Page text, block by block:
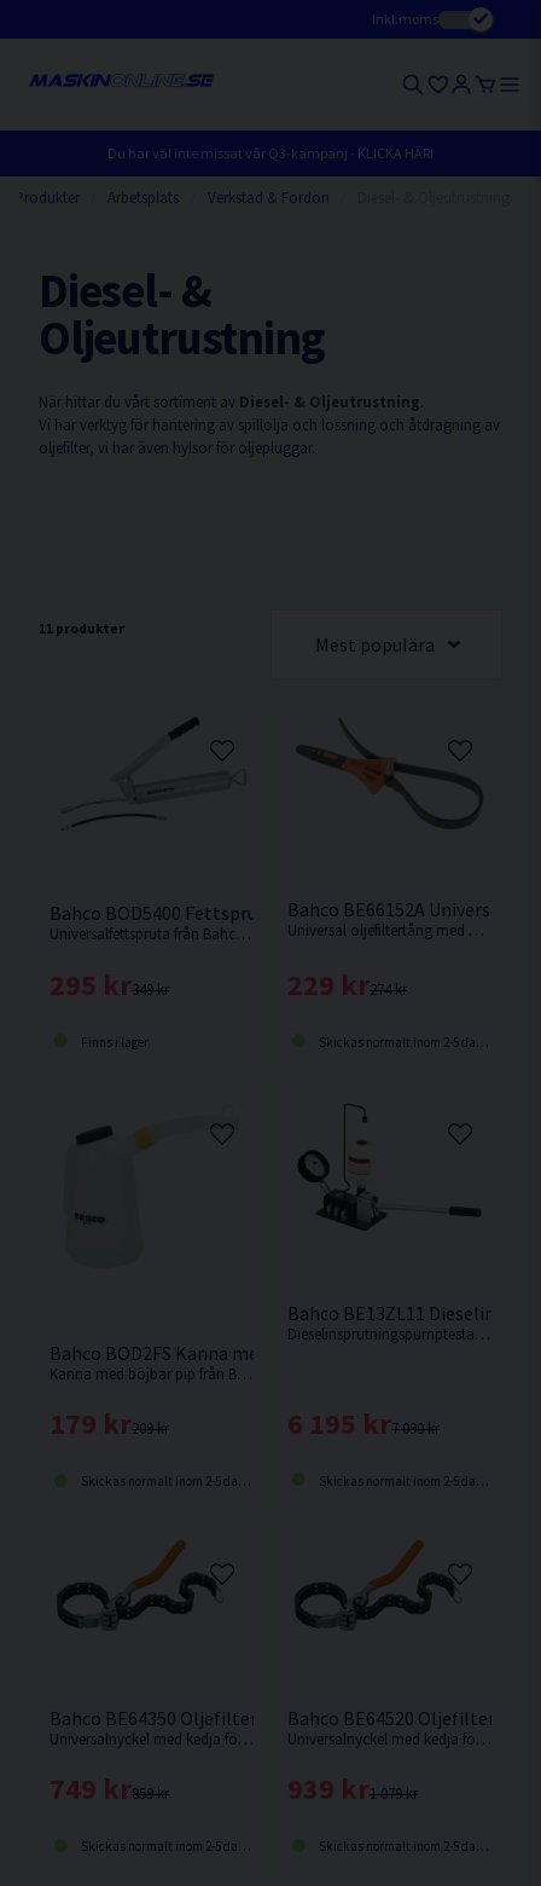
Inkl.moms
Du har väl inte missat vår Q3-kampanj - KLICKA HÄR!
Produkter Arbetsplats Verkstad & Fordon
Diesel- &
Oljeutrustning
När hittar du vårt sortiment av Diesel- & Oljeutrustning
Vi har verktyg för hantering av spillolja och lossning och åtdragning av
oljefilter, vi har även hylsor för oljepluggar.
11 produkter
Mest populära
Bahco BOD5400 Fettspruta 400g
Universalfettspruta från Bahco med fast pip och förlängare
349 kr
295 kr
Finns i lager
Bahco BE66152A Universal
Universal oljefiltertång med gummirem med en diameter på <150mm
274 kr
229 kr
Skickas normalt inom 2-5 dagar
Bahco BOD2FS Kanna med böjbar pip 2L
Kanna med böjbar pip från Bahco. Underbar att använda vid påfyllning av bland annat Olja.
209 kr
179 kr
Skickas normalt inom 2-5 dagar
Bahco BE13ZL11
Dieselinsprutningspumptestare som används för test av dieselinsprutning utanför motorn.
7 090 kr
6 195 kr
Skickas normalt inom 2-5 dagar
Bahco BE64350 Oljefilterkedjenyckel 60-105mm
Universalnyckel med kedja för lossning av mycket hårt fastsittande oljefilter.
859 kr
749 kr
Skickas normalt inom 2-5 dagar
Bahco BE64520
Universalnyckel med kedja för lossning av mycket hårt fastsittande oljefilter.
1 079 kr
939 kr
Skickas normalt inom 2-5 dagar